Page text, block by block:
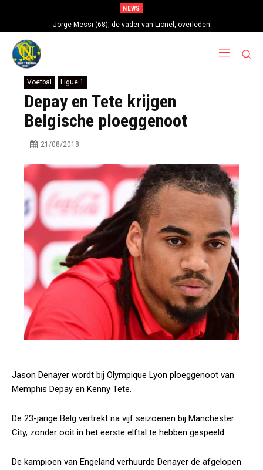
NEWS
Jorge Messi (68), de vader van Lionel, overleden
Voetbal Ligue 1
Depay en Tete krijgen
Belgische ploeggenoot
21/08/2018
Jason Denayer wordt bij Olympique Lyon ploeggenoot van
Memphis Depay en Kenny Tete.
De 23-jarige Belg vertrekt na vijf seizoenen bij Manchester
City, zonder ooit in het eerste elftal te hebben gespeeld.
De kampioen van Engeland verhuurde Denayer de afgelopen